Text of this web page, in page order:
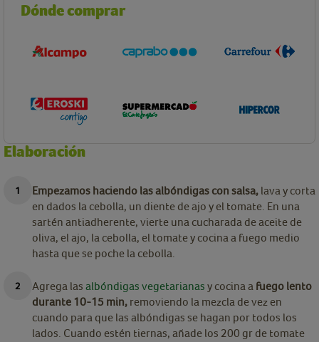
Dónde comprar
Elaboración
Empezamos haciendo las albóndigas con salsa, lava y corta
en dados la cebolla, un diente de ajo y el tomate. En una
sartén antiadherente, vierte una cucharada de aceite de
oliva, el ajo, la cebolla, el tomate y cocina a fuego medio
hasta que se poche la cebolla.
Agrega las albóndigas vegetarianas y cocina a fuego lento
durante 10-15 min, removiendo la mezcla de vez en
cuando para que las albóndigas se hagan por todos los
lados. Cuando estén tiernas, añade los 200 gr de tomate